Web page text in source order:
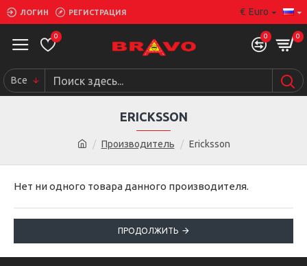
ЛОГИН РЕГИСТРАЦИЯ € Euro
0 0 0
Все
Производитель Ericksson
ERICKSSON
Нет ни одного товара данного производителя.
ПРОДОЛЖИТЬ